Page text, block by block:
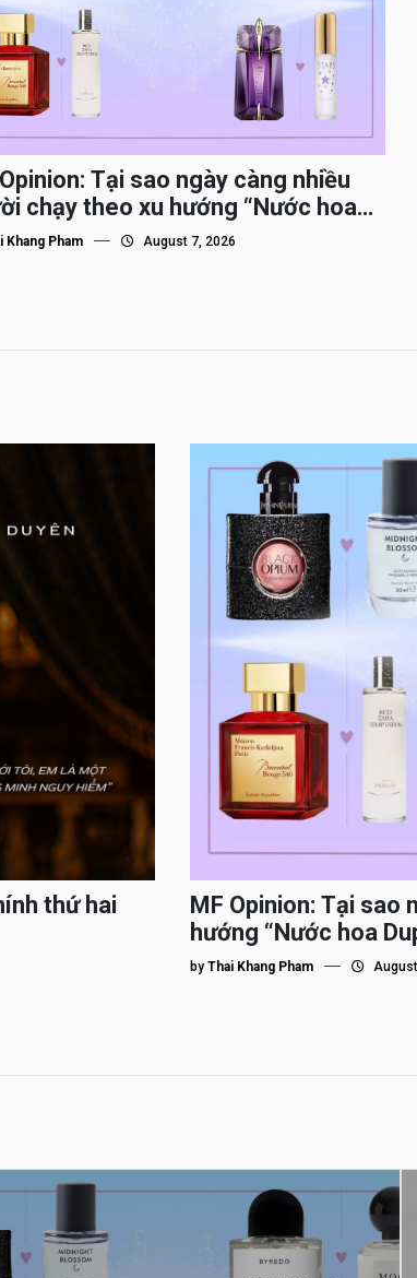
Tại sao ngày càng nhiều
chạy theo xu hướng “Nước hoa
Khang Pham August 7, 2026
thứ hai
MF Opinion: Tại sao
hướng “Nước hoa
by Thai Khang Pham